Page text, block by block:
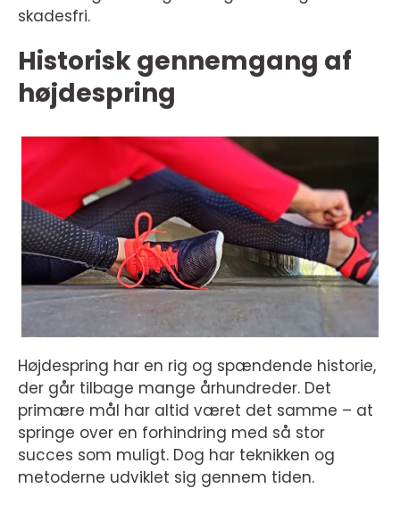
skadesfri.
Historisk gennemgang af
højdespring
Højdespring har en rig og spændende historie,
der går tilbage mange århundreder. Det
primære mål har altid været det samme – at
springe over en forhindring med så stor
succes som muligt. Dog har teknikken og
metoderne udviklet sig gennem tiden.